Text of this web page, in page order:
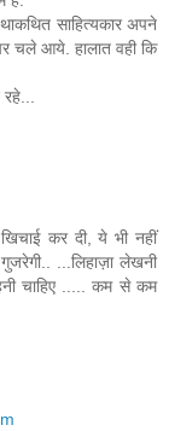
साहित्यकार अपने
चले आये. हालात वही कि
कर दी, ये भी नहीं
...लिहाज़ा लेखनी
चाहिए ..... कम से कम